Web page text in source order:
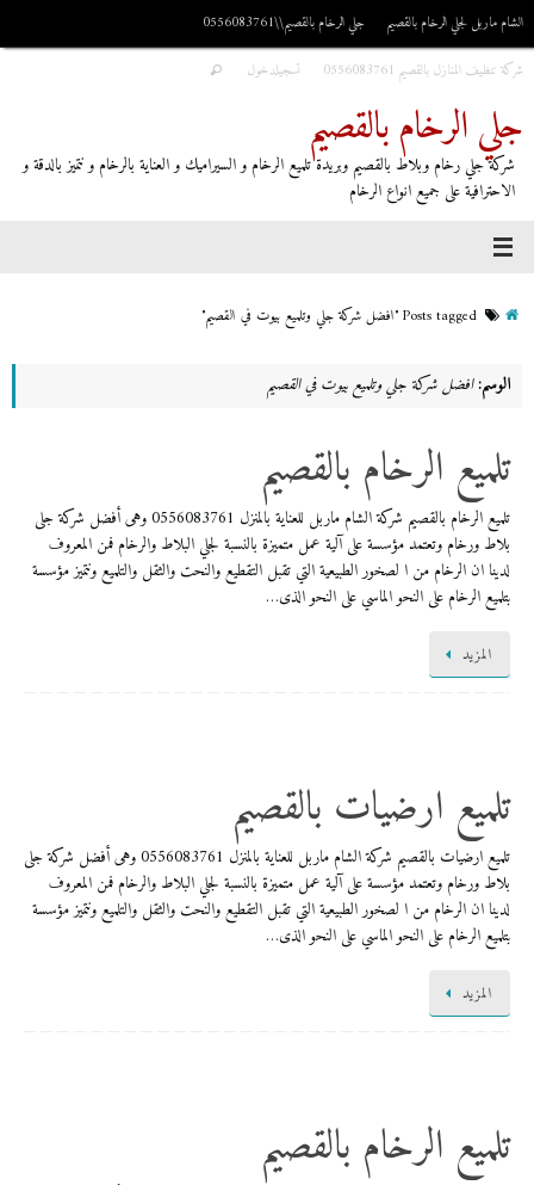
الشام ماربل لجلي الرخام بالقصيم
جلي الرخام بالقصيم\\0556083761
شركة تنظيف المنازل بالقصيم 0556083761
تسجيلدخول
جلي الرخام بالقصيم
شركة جلي رخام وبلاط بالقصيم وبريدة تلميع الرخام و السيراميك و العناية بالرخام و نتميز بالدقة و
الاحترافية على جميع انواع الرخام
Posts tagged "افضل شركة جلي وتلميع بيوت في القصيم"
الوسم:افضل شركة جلي وتلميع بيوت في القصيم
تلميع الرخام بالقصيم
تلميع الرخام بالقصيم شركة الشام ماربل للعناية بالمنزل 0556083761 وهى أفضل شركة جلى
بلاط ورخام وتعتمد مؤسسة على آلية عمل متميزة بالنسبة لجلي البلاط والرخام فمن المعروف
لدينا ان الرخام من ا لصخور الطبيعية التي تقبل التقطيع والنحت والثقل والتلميع ونتميز مؤسسة
بتلميع الرخام على النحو الماسي على النحو الذى…
المزيد
تلميع ارضيات بالقصيم
تلميع ارضيات بالقصيم شركة الشام ماربل للعناية بالمنزل 0556083761 وهى أفضل شركة جلى
بلاط ورخام وتعتمد مؤسسة على آلية عمل متميزة بالنسبة لجلي البلاط والرخام فمن المعروف
لدينا ان الرخام من ا لصخور الطبيعية التي تقبل التقطيع والنحت والثقل والتلميع ونتميز مؤسسة
بتلميع الرخام على النحو الماسي على النحو الذى…
المزيد
تلميع الرخام بالقصيم